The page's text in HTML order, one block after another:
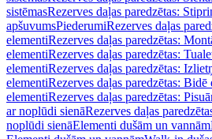
sistēmasRezerves daļas paredzētas:
apšuvumsPiederumiRezerves daļas
elementiRezerves daļas paredzētas:
elementiRezerves daļas paredzētas:
elementiRezerves daļas paredzētas:
elementiRezerves daļas paredzētas: Bidē
elementiRezerves daļas paredzētas:
ar noplūdi sienāRezerves daļas
noplūdi sienāElementi dušām un vannām